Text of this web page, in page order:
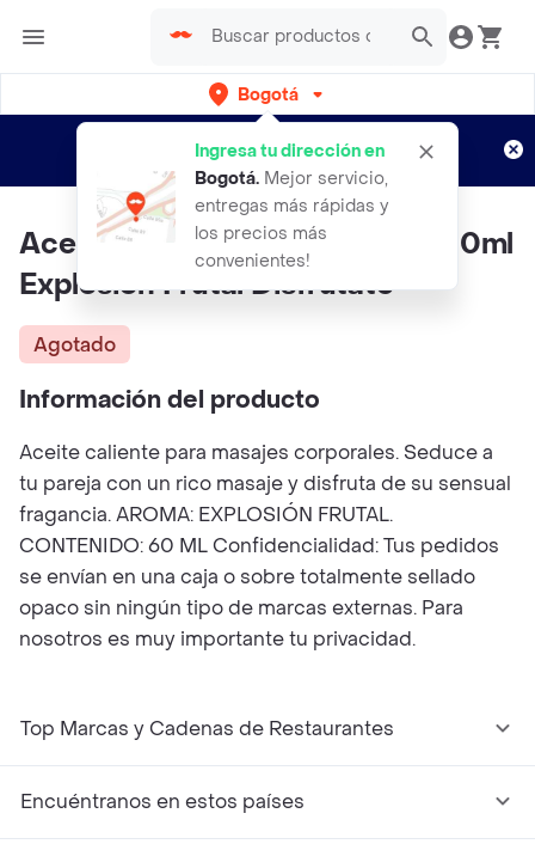
Bogotá
Ingresa tu dirección en
Bogotá. Mejor servicio,
entregas más rápidas y
los precios más
convenientes!
envíos gratis por semanas
Aplican TyC
Aceite Caliente Para Masajes 60ml
Explosión Frutal Disfrutate
Agotado
Información del producto
Aceite caliente para masajes corporales. Seduce a
tu pareja con un rico masaje y disfruta de su sensual
fragancia. AROMA: EXPLOSIÓN FRUTAL.
CONTENIDO: 60 ML Confidencialidad: Tus pedidos
se envían en una caja o sobre totalmente sellado
opaco sin ningún tipo de marcas externas. Para
nosotros es muy importante tu privacidad.
Top Marcas y Cadenas de Restaurantes
Encuéntranos en estos países